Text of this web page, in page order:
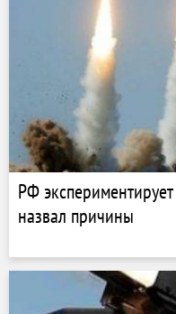
РФ
назвал причины